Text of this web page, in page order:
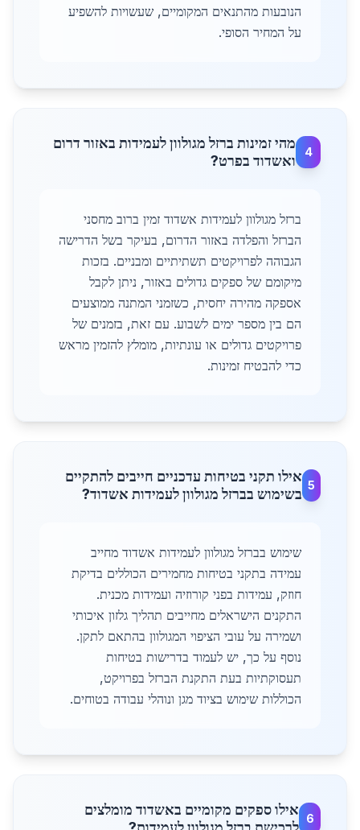
הנובעות מהתנאים המקומיים, שעשויות להשפיע
על המחיר הסופי.
4
מהי זמינות ברזל מגולוון לעמידות באזור דרום
ואשדוד בפרט?
ברזל מגולוון לעמידות אשדוד זמין ברוב מחסני
הברזל והפלדה באזור הדרום, בעיקר בשל הדרישה
הגבוהה לפרויקטים תשתיתיים ומבניים. בזכות
מיקומם של ספקים גדולים באזור, ניתן לקבל
אספקה מהירה יחסית, כשזמני המתנה ממוצעים
הם בין מספר ימים לשבוע. עם זאת, בזמנים של
פרויקטים גדולים או עונתיות, מומלץ להזמין מראש
כדי להבטיח זמינות.
5
אילו תקני בטיחות עדכניים חייבים להתקיים
בשימוש בברזל מגולוון לעמידות אשדוד?
שימוש בברזל מגולוון לעמידות אשדוד מחייב
עמידה בתקני בטיחות מחמירים הכוללים בדיקת
חוזק, עמידות בפני קורוזיה ועמידות מכנית.
התקנים הישראלים מחייבים תהליך גלזון איכותי
ושמירה על עובי הציפוי המגולוון בהתאם לתקן.
נוסף על כך, יש לעמוד בדרישות בטיחות
תעסוקתיות בעת התקנת הברזל בפרויקט,
הכוללות שימוש בציוד מגן ונוהלי עבודה בטוחים.
6
אילו ספקים מקומיים באשדוד מומלצים